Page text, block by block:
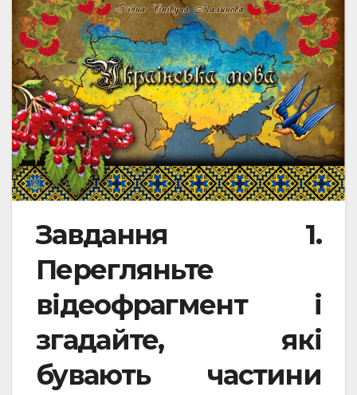
Завдання 1.
Перегляньте
відеофрагмент і
згадайте, які
бувають частини